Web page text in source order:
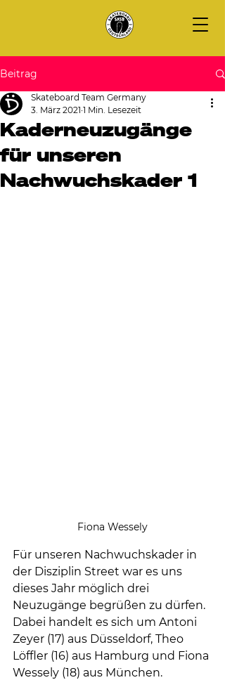
Beitrag
Kaderneuzugänge
für unseren
Nachwuchskader 1
Skateboard Team Germany
3. März 2021 1 Min. Lesezeit
Fiona Wessely
Für unseren Nachwuchskader in
der Disziplin Street war es uns
dieses Jahr möglich drei
Neuzugänge begrüßen zu dürfen.
Dabei handelt es sich um Antoni
Zeyer (17) aus Düsseldorf, Theo
Löffler (16) aus Hamburg und Fiona
Wessely (18) aus München.